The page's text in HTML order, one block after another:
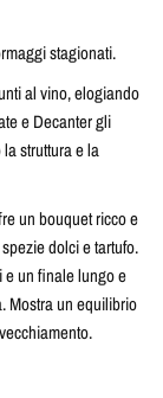
stagionati.
al vino, elogiando
e Decanter gli
struttura e la
un bouquet ricco e
dolci e tartufo.
e un finale lungo e
Mostra un equilibrio